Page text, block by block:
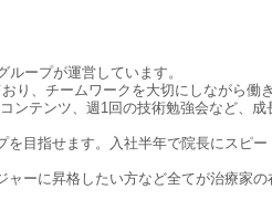
ープが運営しています。
り、チームワークを大切にしながら働
ンテンツ、週1回の技術勉強会など、
目指せます。入社半年で院長にスピ
ーに昇格したい方など全てが治療家